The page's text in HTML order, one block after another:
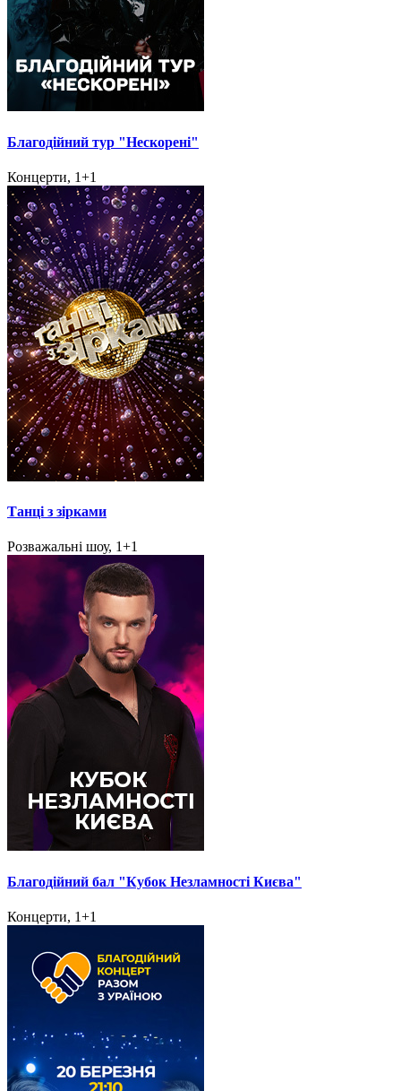
Благодійний тур "Нескорені"
Концерти, 1+1
Танці з зірками
Розважальні шоу, 1+1
Благодійний бал "Кубок Незламності Києва"
Концерти, 1+1